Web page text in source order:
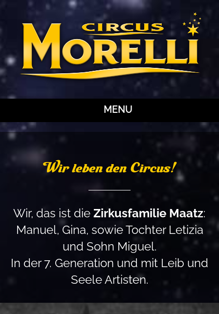
MENU
Wir leben den Circus!
Wir, das ist die Zirkusfamilie Maatz:
Manuel, Gina, sowie Tochter Letizia
und Sohn Miguel.
In der 7. Generation und mit Leib und
Seele Artisten.